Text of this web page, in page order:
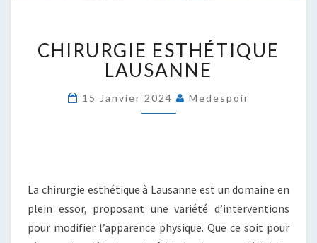
ESTHÉTIQUE
LAUSANNE
CHIRURGIE ESTHÉTIQUE
LAUSANNE
15 Janvier 2024 Medespoir
La chirurgie esthétique à Lausanne est un domaine en
plein essor, proposant une variété d’interventions
pour modifier l’apparence physique. Que ce soit pour